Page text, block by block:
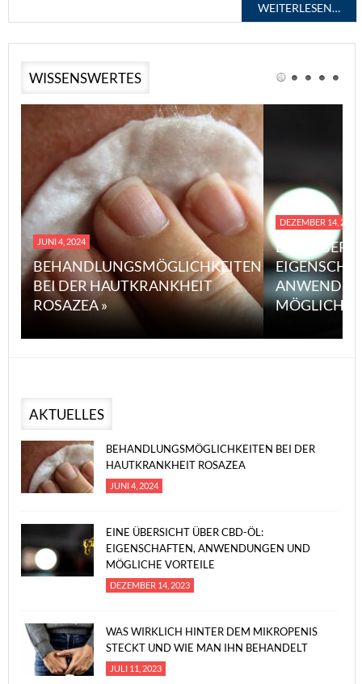
WEITERLESEN…
WISSENSWERTES
JUNI 4, 2024
BEHANDLUNGSMÖGLICHKEITEN
BEI DER HAUTKRANKHEIT
ROSAZEA »
DEZEMBER 14, 2023
EINE
MÖGLICHE
AKTUELLES
BEHANDLUNGSMÖGLICHKEITEN BEI DER
HAUTKRANKHEIT ROSAZEA
JUNI 4, 2024
EINE ÜBERSICHT ÜBER CBD-ÖL:
EIGENSCHAFTEN, ANWENDUNGEN UND
MÖGLICHE VORTEILE
DEZEMBER 14, 2023
WAS WIRKLICH HINTER DEM MIKROPENIS
STECKT UND WIE MAN IHN BEHANDELT
JULI 11, 2023